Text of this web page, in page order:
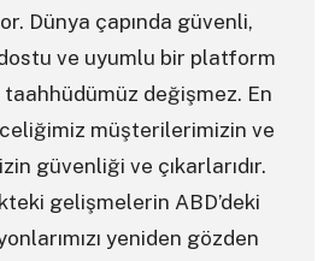
Dünya çapında güvenli,
dostu ve uyumlu bir platform
değişmez. En
müşterilerimizin ve
güvenliği ve çıkarlarıdır.
gelişmelerin ABD’deki
yeniden gözden